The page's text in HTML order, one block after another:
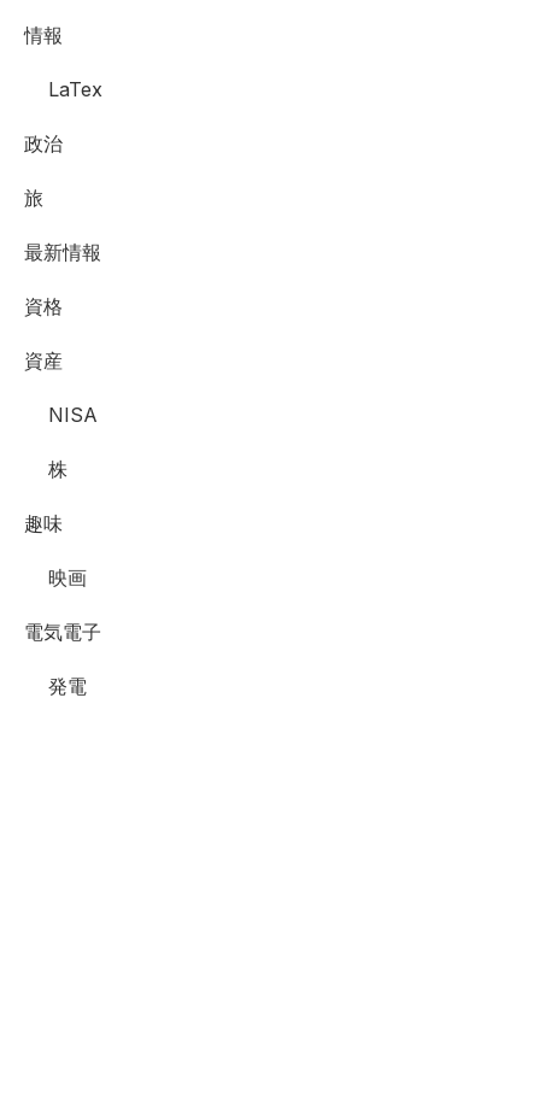
情報
LaTex
政治
旅
最新情報
資格
資産
NISA
株
趣味
映画
電気電子
発電